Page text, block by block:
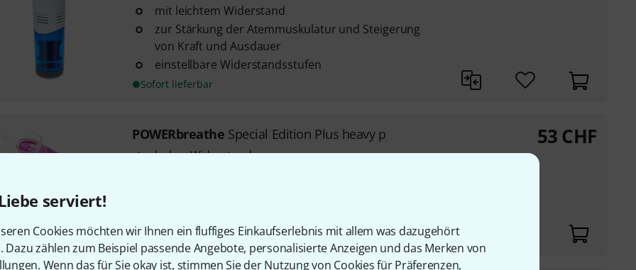
serviert!
Cookies möchten wir Ihnen ein fluffiges Einkaufserlebnis mit allem was dazugehört
Dazu zählen zum Beispiel passende Angebote, personalisierte Anzeigen und das Merken von
Wenn das für Sie okay ist, stimmen Sie der Nutzung von Cookies für Präferenzen,
mit leichtem Widerstand
zur Stärkung der Atemmuskulatur und Steigerung
von Kraft und Ausdauer
einstellbare Widerstandsstufen
Sofort lieferbar
POWERbreathe Special Edition Plus heavy p
hoher Widerstand
Sofort lieferbar
53CHF